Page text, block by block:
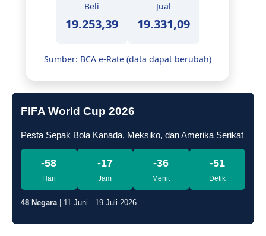
Beli
19.253,39
Jual
19.331,09
Sumber: BCA e-Rate (data dapat berubah)
FIFA World Cup 2026
Pesta Sepak Bola Kanada, Meksiko, dan Amerika Serikat
-58
Hari
-17
Jam
-36
Menit
-52
Detik
48 Negara| 11 Juni - 19 Juli 2026